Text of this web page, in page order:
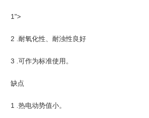
1">
2 .耐氧化性、耐浊性良好
3 .可作为标准使用。
缺点
1 .热电动势值小。